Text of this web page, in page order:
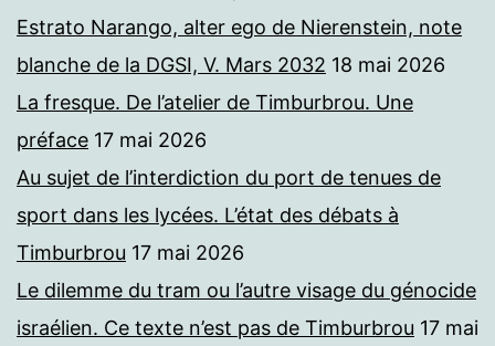
Estrato Narango, alter ego de Nierenstein, note
blanche de la DGSI, V. Mars 2032 18 mai 2026
La fresque. De l’atelier de Timburbrou. Une
préface 17 mai 2026
Au sujet de l’interdiction du port de tenues de
sport dans les lycées. L’état des débats à
Timburbrou 17 mai 2026
Le dilemme du tram ou l’autre visage du génocide
israélien. Ce texte n’est pas de Timburbrou 17 mai